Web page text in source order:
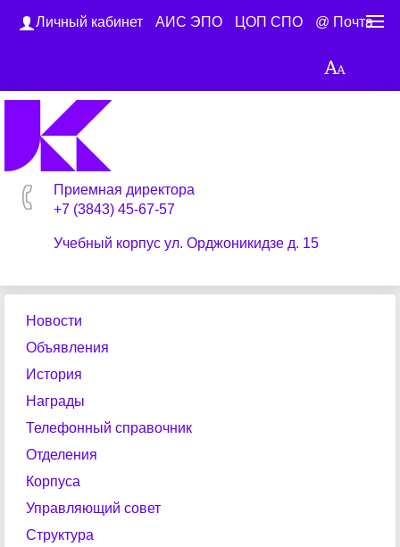
Личный кабинет АИС ЭПО ЦОП СПО @ Почта
Приемная директора
+7 (3843) 45-67-57
Учебный корпус ул. Орджоникидзе д. 15
Новости
Объявления
История
Награды
Телефонный справочник
Отделения
Корпуса
Управляющий совет
Структура